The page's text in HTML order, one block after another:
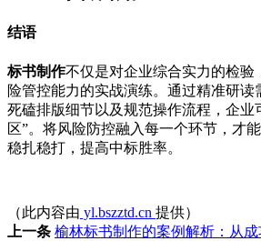
结语
标书制作不仅是对企业综合实力的检验
险管控能力的实战演练。通过精准研读
死磕排版细节以及规范操作流程，企业
区”。将风险防控融入每一个环节，才
稳扎稳打，提高中标胜率。
（此内容由 yl.bszztd.cn 提供）
上一条 榆林标书制作的案例解析：从